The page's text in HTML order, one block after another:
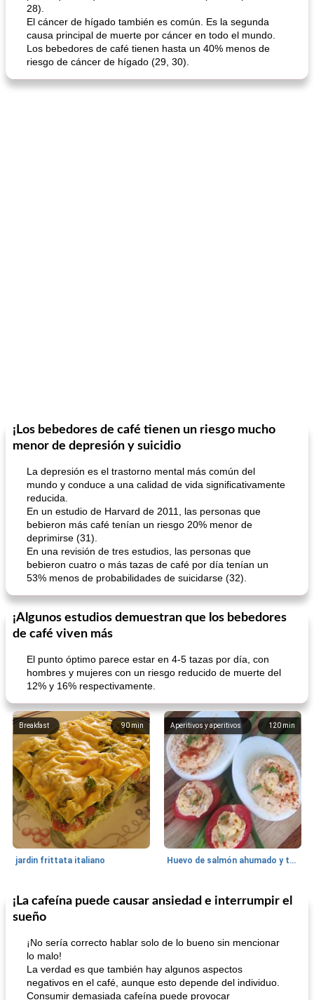
28).
El cáncer de hígado también es común. Es la segunda
causa principal de muerte por cáncer en todo el mundo.
Los bebedores de café tienen hasta un 40% menos de
riesgo de cáncer de hígado (29, 30).
¡Los bebedores de café tienen un riesgo mucho
menor de depresión y suicidio
La depresión es el trastorno mental más común del
mundo y conduce a una calidad de vida significativamente
reducida.
En un estudio de Harvard de 2011, las personas que
bebieron más café tenían un riesgo 20% menor de
deprimirse (31).
En una revisión de tres estudios, las personas que
bebieron cuatro o más tazas de café por día tenían un
53% menos de probabilidades de suicidarse (32).
¡Algunos estudios demuestran que los bebedores
de café viven más
El punto óptimo parece estar en 4-5 tazas por día, con
hombres y mujeres con un riesgo reducido de muerte del
12% y 16% respectivamente.
90 min
Breakfast
jardin frittata italiano
120 min
Aperitivos y aperitivos
Huevo de salmón ahumado y tomates rellenos.
3min
Bebidas 40 min
Pastelitos
¡La cafeína puede causar ansiedad e interrumpir el
sueño
¡No sería correcto hablar solo de lo bueno sin mencionar
lo malo!
La verdad es que también hay algunos aspectos
negativos en el café, aunque esto depende del individuo.
Consumir demasiada cafeína puede provocar